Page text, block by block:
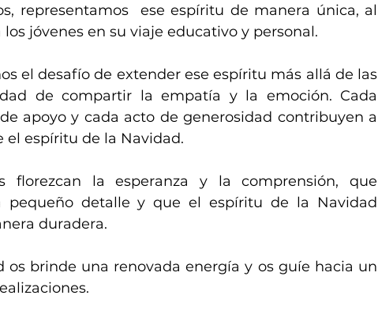
representamos  ese espíritu de manera única, al
jóvenes en su viaje educativo y personal.
el desafío de extender ese espíritu más allá de las
de compartir la empatía y la emoción. Cada
apoyo y cada acto de generosidad contribuyen a
espíritu de la Navidad.
florezcan la esperanza y la comprensión, que
pequeño detalle y que el espíritu de la Navidad
duradera.
os brinde una renovada energía y os guíe hacia un